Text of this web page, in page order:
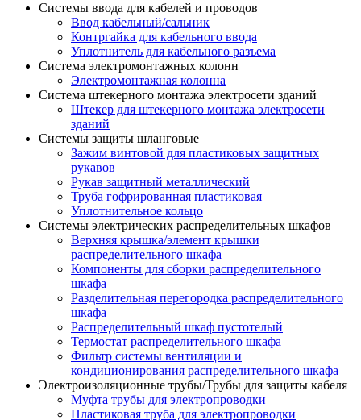
Системы ввода для кабелей и проводов
Ввод кабельный/сальник
Контргайка для кабельного ввода
Уплотнитель для кабельного разъема
Система электромонтажных колонн
Электромонтажная колонна
Система штекерного монтажа электросети зданий
Штекер для штекерного монтажа электросети
зданий
Системы защиты шланговые
Зажим винтовой для пластиковых защитных
рукавов
Рукав защитный металлический
Труба гофрированная пластиковая
Уплотнительное кольцо
Системы электрических распределительных шкафов
Верхняя крышка/элемент крышки
распределительного шкафа
Компоненты для сборки распределительного
шкафа
Разделительная перегородка распределительного
шкафа
Распределительный шкаф пустотелый
Термостат распределительного шкафа
Фильтр системы вентиляции и
кондиционирования распределительного шкафа
Электроизоляционные трубы/Трубы для защиты кабеля
Муфта трубы для электропроводки
Пластиковая труба для электропроводки